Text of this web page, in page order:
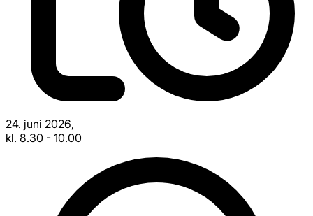
24. juni 2026,
kl. 8.30 - 10.00